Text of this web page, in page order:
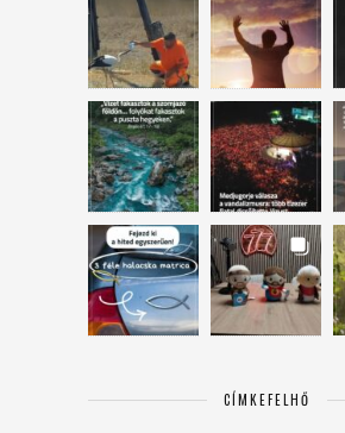
CÍMKEFELHŐ